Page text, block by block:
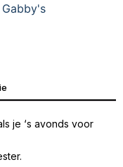
Gabby's
je ‘s avonds voor